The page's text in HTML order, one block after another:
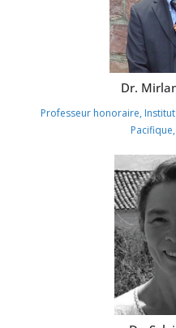
Dr.
Professeur honoraire,